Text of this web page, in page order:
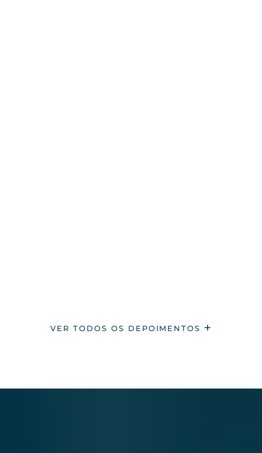
VER TODOS OS DEPOIMENTOS